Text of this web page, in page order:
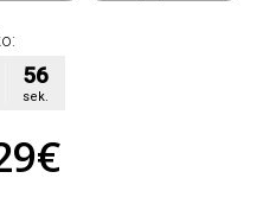
55
sek.